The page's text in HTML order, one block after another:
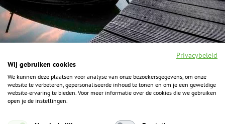
F
a
c
I
n
s
Y
o
u
P
i
n
Privacybeleid
Wij gebruiken cookies
We kunnen deze plaatsen voor analyse van onze bezoekersgegevens, om onze
website te verbeteren, gepersonaliseerde inhoud te tonen en om je een geweldige
website-ervaring te bieden. Voor meer informatie over de cookies die we gebruiken
open je de instellingen.